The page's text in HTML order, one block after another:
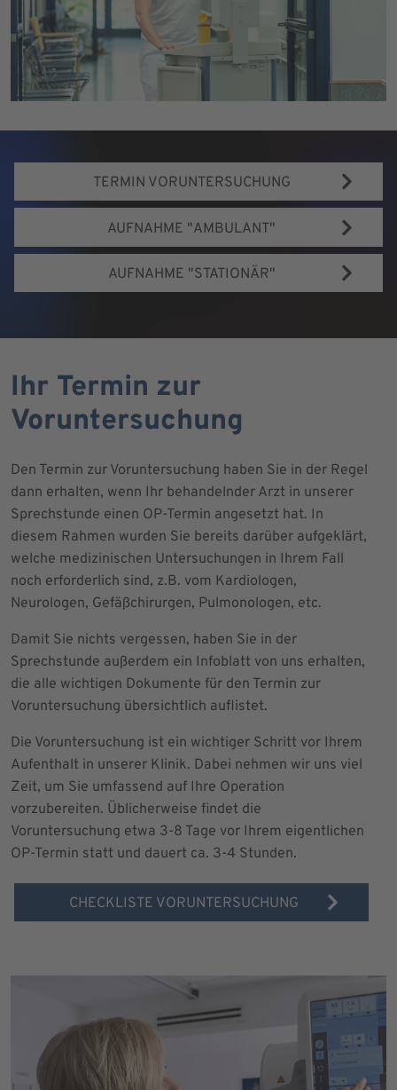
TERMIN VORUNTERSUCHUNG
AUFNAHME "AMBULANT"
AUFNAHME "STATIONÄR"
Ihr Termin zur
Voruntersuchung
Den Termin zur Voruntersuchung haben Sie in der Regel
dann erhalten, wenn Ihr behandelnder Arzt in unserer
Sprechstunde einen OP-Termin angesetzt hat. In
diesem Rahmen wurden Sie bereits darüber aufgeklärt,
welche medizinischen Untersuchungen in Ihrem Fall
noch erforderlich sind, z.B. vom Kardiologen,
Neurologen, Gefäßchirurgen, Pulmonologen, etc.
Damit Sie nichts vergessen, haben Sie in der
Sprechstunde außerdem ein Infoblatt von uns erhalten,
die alle wichtigen Dokumente für den Termin zur
Voruntersuchung übersichtlich auflistet.
Die Voruntersuchung ist ein wichtiger Schritt vor Ihrem
Aufenthalt in unserer Klinik. Dabei nehmen wir uns viel
Zeit, um Sie umfassend auf Ihre Operation
vorzubereiten. Üblicherweise findet die
Voruntersuchung etwa 3-8 Tage vor Ihrem eigentlichen
OP-Termin statt und dauert ca. 3-4 Stunden.
CHECKLISTE VORUNTERSUCHUNG